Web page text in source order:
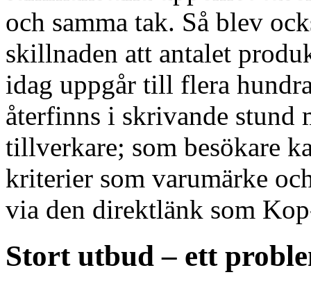
och samma tak. Så blev
skillnaden att antalet
idag uppgår till flera
återfinns i skrivande stund
tillverkare; som besökare
kriterier som varumärke
via den direktlänk som
Stort utbud – ett